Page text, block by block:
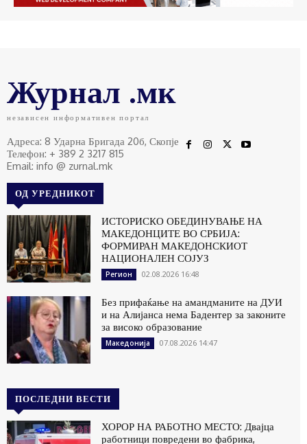
Журнал .мк
независен информативен портал
Адреса: 8 Ударна Бригада 20б, Скопје
Телефон: + 389 2 3217 815
Email: info @ zurnal.mk
ОД УРЕДНИКОТ
ИСТОРИСКО ОБЕДИНУВАЊЕ НА
МАКЕДОНЦИТЕ ВО СРБИЈА:
ФОРМИРАН МАКЕДОНСКИОТ
НАЦИОНАЛЕН СОЈУЗ
Регион 02.08.2026 16:48
Без прифаќање на амандманите на ДУИ
и на Алијанса нема Бадентер за законите
за високо образование
Македонија 07.08.2026 14:47
ПОСЛЕДНИ ВЕСТИ
ХОРОР НА РАБОТНО МЕСТО: Двајца
работници повредени во фабрика,